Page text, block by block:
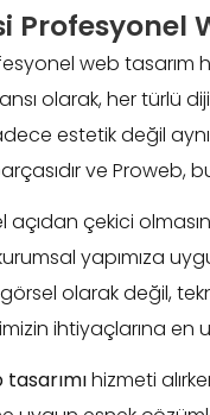
Profesyonel
web
olarak, her türlü
estetik değil
ve Proweb,
açıdan çekici
yapımıza
görsel olarak değil,
ihtiyaçlarına
hizmeti